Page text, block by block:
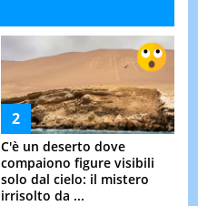
C'è un deserto dove
compaiono figure visibili
solo dal cielo: il mistero
irrisolto da ...